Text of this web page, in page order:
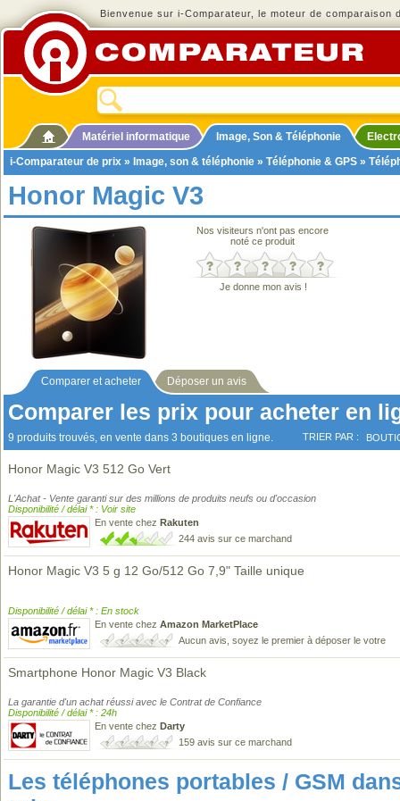
Bienvenue sur i-Comparateur, le moteur de comparaison
Matériel informatique Image, Son & Téléphonie
i-Comparateur de prix » Image, son & téléphonie » Téléphonie & GPS »
Honor Magic V3
Nos visiteurs n'ont pas encore
noté ce produit
Je donne mon avis !
Comparer et acheter Déposer un avis
Comparer les prix pour acheter en
9 produits trouvés, en vente dans 3 boutiques en ligne. TRIER PAR :
Honor Magic V3 512 Go Vert
L'Achat - Vente garanti sur des millions de produits neufs ou d'occasion
Disponibilité / délai * : Voir site
En vente chez Rakuten
244 avis sur ce marchand
Honor Magic V3 5 g 12 Go/512 Go 7,9" Taille unique
Disponibilité / délai * : En stock
En vente chez Amazon MarketPlace
Aucun avis, soyez le premier à déposer le votre
Smartphone Honor Magic V3 Black
La garantie d'un achat réussi avec le Contrat de Confiance
Disponibilité / délai * : 24h
En vente chez Darty
159 avis sur ce marchand
Les téléphones portables / GSM